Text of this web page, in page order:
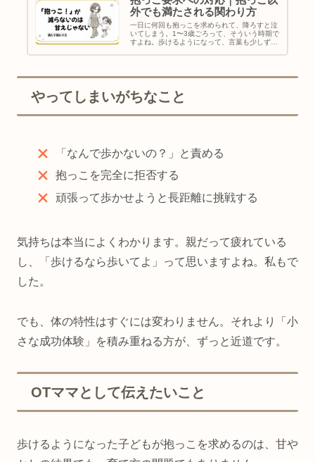
外でも満たされる関わり方
一日に何回も抱っこを求められて、降ろすと泣
いてしまう。1〜3歳ごろって、そういう時期で
すよね。歩けるようになって、言葉も少しずつ
やってしまいがちなこと
「なんで歩かないの？」と責める
抱っこを完全に拒否する
頑張って歩かせようと長距離に挑戦する
気持ちは本当によくわかります。親だって疲れている
し、「歩けるなら歩いてよ」って思いますよね。私もで
した。
でも、体の特性はすぐには変わりません。それより「小
さな成功体験」を積み重ねる方が、ずっと近道です。
OTママとして伝えたいこと
歩けるようになった子どもが抱っこを求めるのは、甘や